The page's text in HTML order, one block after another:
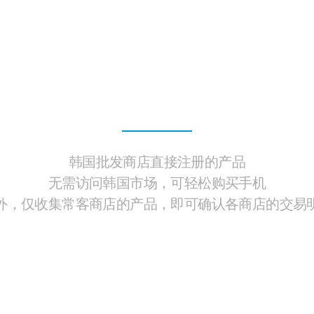
韩国批发商店直接注册的产品
无需访问韩国市场，可轻松购买手机
，仅收集常客商店的产品，即可确认各商店的交易